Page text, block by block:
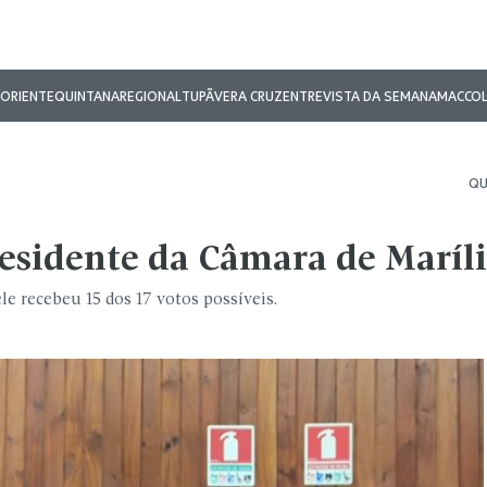
ORIENTEQUINTANAREGIONALTUPÃVERA CRUZENTREVISTA DA SEMANAMAC
da Câmara de
recebeu 15 dos 17 votos possíveis.